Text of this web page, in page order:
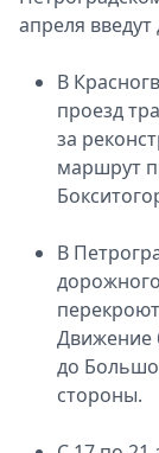
апреля
В
проезд
за
маршрут
В
Движение
до
стороны.